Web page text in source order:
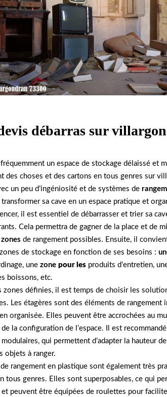
débarras sur
un espace de stockage délaissé et
des choses et des cartons en tous genres sur
un peu d’ingéniosité et de systèmes de
sa cave en un espace pratique et
il est essentiel de débarrasser et trier sa
Cela permettra de gagner de la place et de
de rangement possibles. Ensuite, il
de stockage en fonction de ses besoins :
une zone pour les produits d’entretien,
boissons, etc.
zones définies, il est temps de choisir les
Les étagères sont des éléments de rangement
organisée. Elles peuvent être accrochées au
la configuration de l’espace. Il est
modulaires, qui permettent d’adapter la hauteur
objets à ranger.
de rangement en plastique sont également très
tous genres. Elles sont superposables, ce qui
et peuvent être équipées de roulettes pour